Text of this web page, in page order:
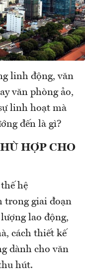
linh động, văn
văn phòng ảo,
linh hoạt mà
đến là gì?
HỢP CHO
hệ
trong giai đoạn
lượng lao động,
cách thiết kế
dành cho văn
hút.